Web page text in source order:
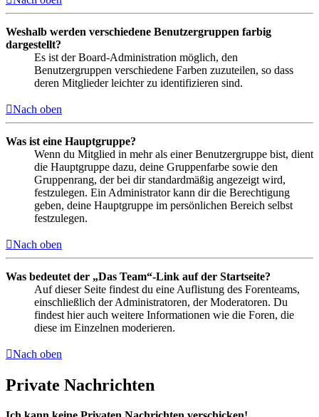
Weshalb werden verschiedene Benutzergruppen farbig
dargestellt?
Es ist der Board-Administration möglich, den
Benutzergruppen verschiedene Farben zuzuteilen, so dass
deren Mitglieder leichter zu identifizieren sind.
Nach oben
Was ist eine Hauptgruppe?
Wenn du Mitglied in mehr als einer Benutzergruppe bist, dient
die Hauptgruppe dazu, deine Gruppenfarbe sowie den
Gruppenrang, der bei dir standardmäßig angezeigt wird,
festzulegen. Ein Administrator kann dir die Berechtigung
geben, deine Hauptgruppe im persönlichen Bereich selbst
festzulegen.
Nach oben
Was bedeutet der „Das Team“-Link auf der Startseite?
Auf dieser Seite findest du eine Auflistung des Forenteams,
einschließlich der Administratoren, der Moderatoren. Du
findest hier auch weitere Informationen wie die Foren, die
diese im Einzelnen moderieren.
Nach oben
Private Nachrichten